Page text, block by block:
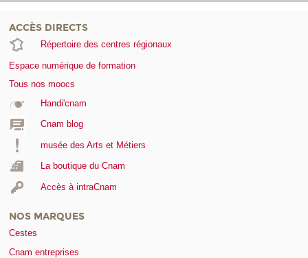
ACCÈS DIRECTS
Répertoire des centres régionaux
Espace numérique de formation
Tous nos moocs
Handi'cnam
Cnam blog
musée des Arts et Métiers
La boutique du Cnam
Accès à intraCnam
NOS MARQUES
Cestes
Cnam entreprises